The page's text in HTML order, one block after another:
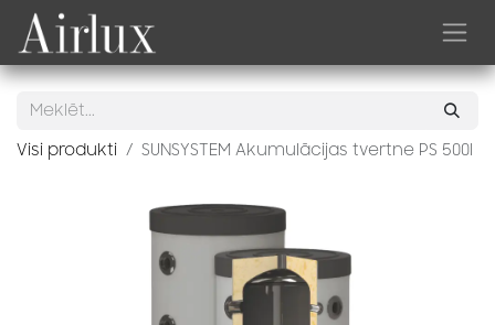
Skip to Content
Visi produkti SUNSYSTEM Akumulācijas tvertne PS 500l